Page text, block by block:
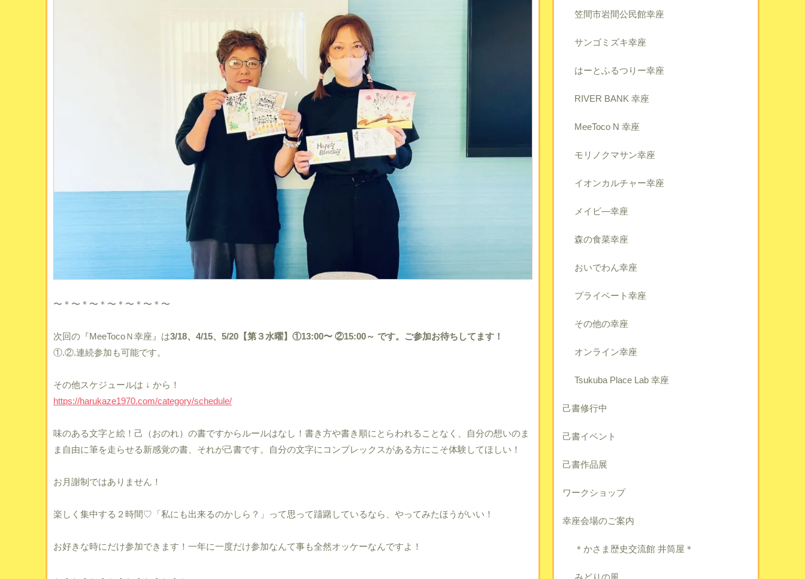
〜＊〜＊〜＊〜＊〜＊〜＊〜
次回の『MeeTocoＮ幸座』は3/18、4/15、5/20【第３水曜】①13:00〜 ②15:00～ です。ご参加お待ちしてます！
①.②.連続参加も可能です。
その他スケジュールは ↓ から！
https://harukaze1970.com/category/schedule/
味のある文字と絵！己（おのれ）の書ですからルールはなし！書き方や書き順にとらわれることなく、自分の想いのま
ま自由に筆を走らせる新感覚の書、それが己書です。自分の文字にコンプレックスがある方にこそ体験してほしい！
お月謝制ではありません！
楽しく集中する２時間♡「私にも出来るのかしら？」って思って躊躇しているなら、やってみたほうがいい！
お好きな時にだけ参加できます！一年に一度だけ参加なんて事も全然オッケーなんですよ！
笠間市岩間公民館幸座
サンゴミズキ幸座
はーとふるつりー幸座
RIVER BANK 幸座
MeeToco N 幸座
モリノクマサン幸座
イオンカルチャー幸座
メイビ―幸座
森の食菜幸座
おいでわん幸座
プライベート幸座
その他の幸座
オンライン幸座
Tsukuba Place Lab 幸座
己書修行中
己書イベント
己書作品展
ワークショップ
幸座会場のご案内
＊かさま歴史交流館 井筒屋＊
みどりの風